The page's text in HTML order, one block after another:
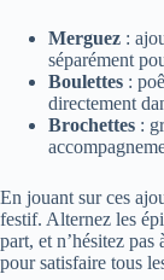
Merguez :
séparément
Boulettes :
directement
Brochettes :
En jouant sur ces
festif. Alternez les
part, et n’hésitez
pour satisfaire tous